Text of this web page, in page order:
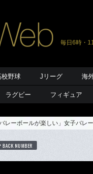
毎日6時・
校野球 Jリーグ 海
ラグビー フィギュア
バレーボールが楽しい」女子バレ
BACK NUMBER